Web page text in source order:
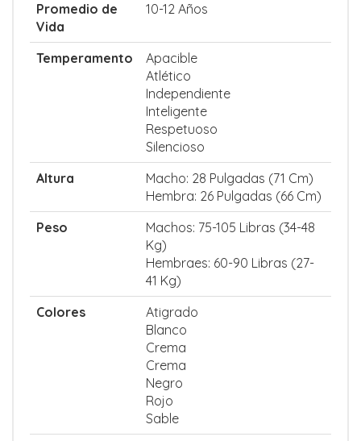
Promedio de
Vida
10-12 Años
Temperamento
Apacible
Atlético
Independiente
Inteligente
Respetuoso
Silencioso
Altura
Macho: 28 Pulgadas (71 Cm)
Hembra: 26 Pulgadas (66 Cm)
Peso
Machos: 75-105 Libras (34-48
Kg)
Hembraes: 60-90 Libras (27-
41 Kg)
Colores
Atigrado
Blanco
Crema
Crema
Negro
Rojo
Sable